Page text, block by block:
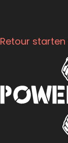
Retour starten